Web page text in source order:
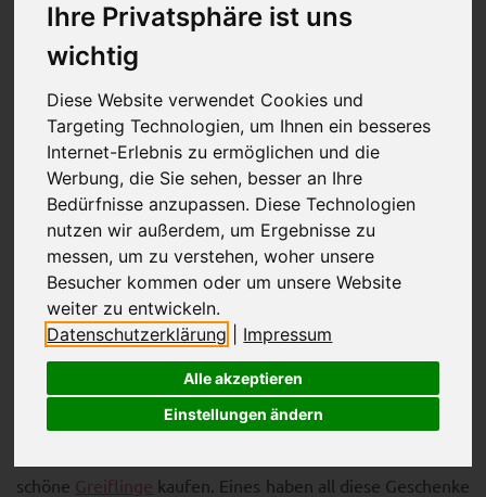
Ihre Privatsphäre ist uns
wichtig
Diese Website verwendet Cookies und
Targeting Technologien, um Ihnen ein besseres
Internet-Erlebnis zu ermöglichen und die
Werbung, die Sie sehen, besser an Ihre
Bedürfnisse anzupassen. Diese Technologien
nutzen wir außerdem, um Ergebnisse zu
messen, um zu verstehen, woher unsere
Besucher kommen oder um unsere Website
weiter zu entwickeln.
Datenschutzerklärung
Impressum
Alle akzeptieren
Einstellungen ändern
Organzasäckchen
Organzasäckchen – schmuckvolle
Verpackungen für persönliche
Geschenke
Im Schnullerkettenladen können Sie wunderschöne
Schnullerkettenselbst zusammenstellen und auch das
schöne Greiflinge kaufen. Eines haben all diese Geschenke